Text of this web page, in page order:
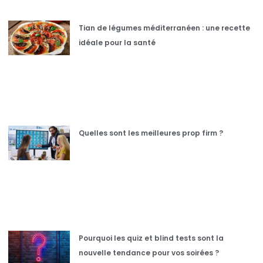
Tian de légumes méditerranéen : une recette
idéale pour la santé
Quelles sont les meilleures prop firm ?
Pourquoi les quiz et blind tests sont la
nouvelle tendance pour vos soirées ?